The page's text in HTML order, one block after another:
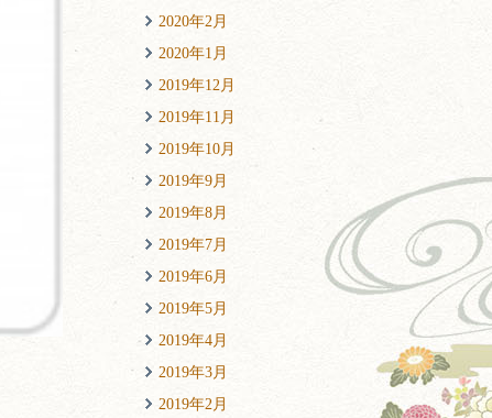
2020年2月
2020年1月
2019年12月
2019年11月
2019年10月
2019年9月
2019年8月
2019年7月
2019年6月
2019年5月
2019年4月
2019年3月
2019年2月